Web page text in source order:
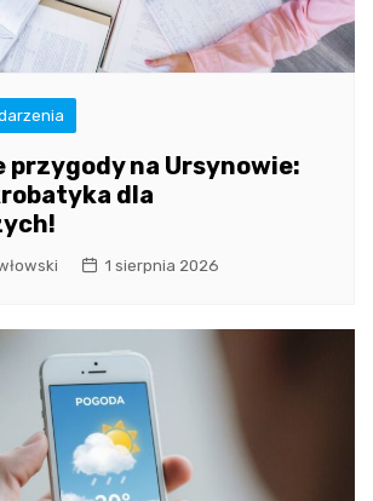
przygody na Ursynowie:
dla
1 sierpnia 2026